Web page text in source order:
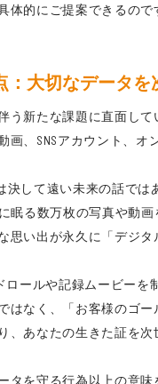
体的にご提案できるの
大切なデータ
新たな課題に直面し
、SNSアカウント、
して遠い未来の話で
眠る数万枚の写真や動
い出が永久に「デジ
ロールや記録ムービー
なく、「お客様のゴ
あなたの生きた証を
を守る行為以上の意